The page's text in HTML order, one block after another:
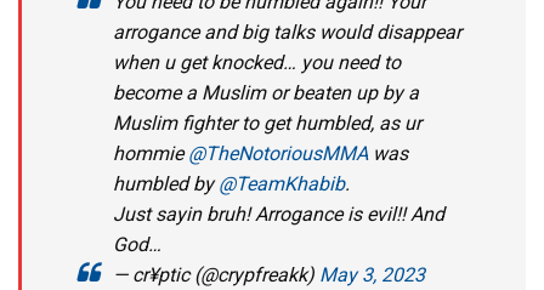
arrogance and big talks would disappear
when u get knocked… you need to
become a Muslim or beaten up by a
Muslim fighter to get humbled, as ur
hommie@TheNotoriousMMAwas
humbled by@TeamKhabib.
Just sayin bruh! Arrogance is evil!! And
God…
— cr¥ptic (@crypfreakk) May 3, 2023